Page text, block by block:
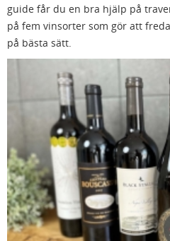
guide får du en bra hjälp på
på fem vinsorter som gör att
på bästa sätt.